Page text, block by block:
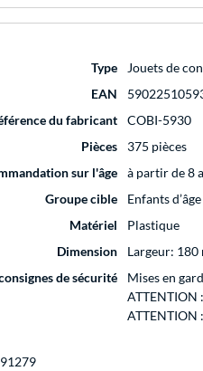
Type
Jouets de
EAN
du fabricant
COBI-5930
Pièces
375 pièces
sur l'âge
à partir de 8
Groupe cible
Enfants
Matériel
Plastique
Dimension
Largeur:
de sécurité
Mises en
ATTENTION
ATTENTION